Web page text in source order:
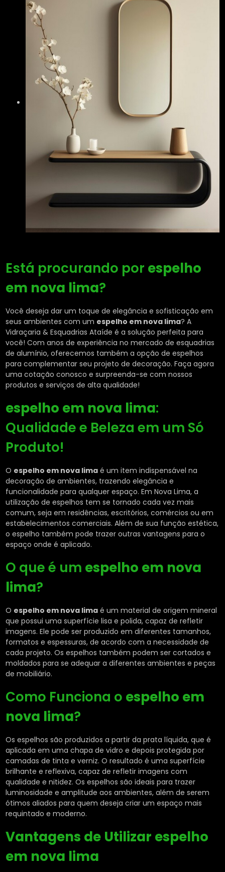
Está procurando por espelho
em nova lima?
Você deseja dar um toque de elegância e sofisticação em
seus ambientes com um espelho em nova lima? A
Vidraçaria & Esquadrias Ataíde é a solução perfeita para
você! Com anos de experiência no mercado de esquadrias
de alumínio, oferecemos também a opção de espelhos
para complementar seu projeto de decoração. Faça agora
uma cotação conosco e surpreenda-se com nossos
produtos e serviços de alta qualidade!
espelho em nova lima:
Qualidade e Beleza em um Só
Produto!
O espelho em nova lima é um item indispensável na
decoração de ambientes, trazendo elegância e
funcionalidade para qualquer espaço. Em Nova Lima, a
utilização de espelhos tem se tornado cada vez mais
comum, seja em residências, escritórios, comércios ou em
estabelecimentos comerciais. Além de sua função estética,
o espelho também pode trazer outras vantagens para o
espaço onde é aplicado.
O que é um espelho em nova
lima?
O espelho em nova lima é um material de origem mineral
que possui uma superfície lisa e polida, capaz de refletir
imagens. Ele pode ser produzido em diferentes tamanhos,
formatos e espessuras, de acordo com a necessidade de
cada projeto. Os espelhos também podem ser cortados e
moldados para se adequar a diferentes ambientes e peças
de mobiliário.
Como Funciona o espelho em
nova lima?
Os espelhos são produzidos a partir da prata líquida, que é
aplicada em uma chapa de vidro e depois protegida por
camadas de tinta e verniz. O resultado é uma superfície
brilhante e reflexiva, capaz de refletir imagens com
qualidade e nitidez. Os espelhos são ideais para trazer
luminosidade e amplitude aos ambientes, além de serem
ótimos aliados para quem deseja criar um espaço mais
requintado e moderno.
Vantagens de Utilizar espelho
em nova lima